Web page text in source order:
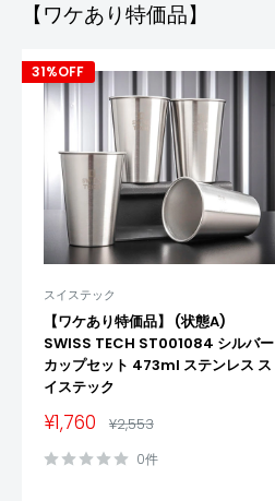
【ワケあり特価品】
31%OFF
スイステック
【ワケあり特価品】 (状態A)
SWISS TECH ST001084 シルバー
カップセット 473ml ステンレス ス
イステック
販
売
価
¥1,760 通
価
格
¥2,553
0件